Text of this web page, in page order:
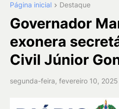
Página inicial Destaque
Governador
exonera
Civil Júnior
segunda-feira, fevereiro 10, 2025